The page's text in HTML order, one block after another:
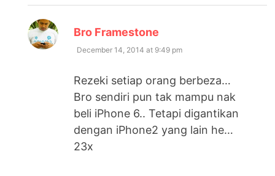
Bro Framestone
December 14, 2014 at 9:49 pm
Rezeki setiap orang berbeza…
Bro sendiri pun tak mampu nak
beli iPhone 6.. Tetapi digantikan
dengan iPhone2 yang lain he…
23x